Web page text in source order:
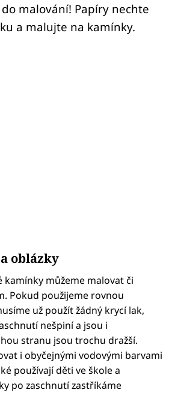
malování! Papíry nechte
a malujte na kamínky.
oblázky
kamínky můžeme malovat či
Pokud použijeme rovnou
už použít žádný krycí lak,
nešpiní a jsou i
stranu jsou trochu dražší.
i obyčejnými vodovými barvami
používají děti ve škole a
po zaschnutí zastříkáme